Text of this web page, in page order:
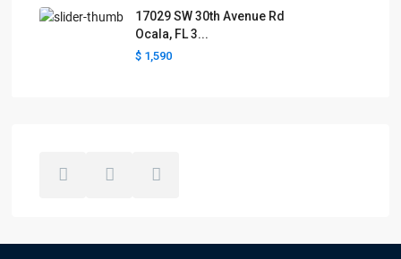
17029 SW 30th Avenue Rd
Ocala, FL 3...
$ 1,590